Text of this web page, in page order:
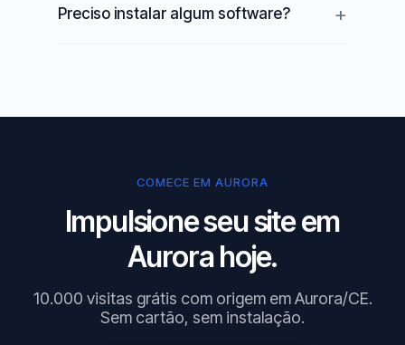
Preciso instalar algum software?
COMECE EM AURORA
Impulsione seu site em
Aurora hoje.
10.000 visitas grátis com origem em Aurora/CE.
Sem cartão, sem instalação.